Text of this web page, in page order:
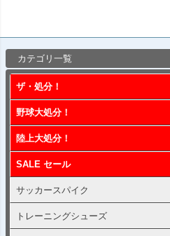
カテゴリ一覧
ザ・処分！
野球大処分！
陸上大処分！
SALE セール
サッカースパイク
トレーニングシューズ